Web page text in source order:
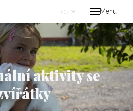
Menu
cs
cs
aktivity se